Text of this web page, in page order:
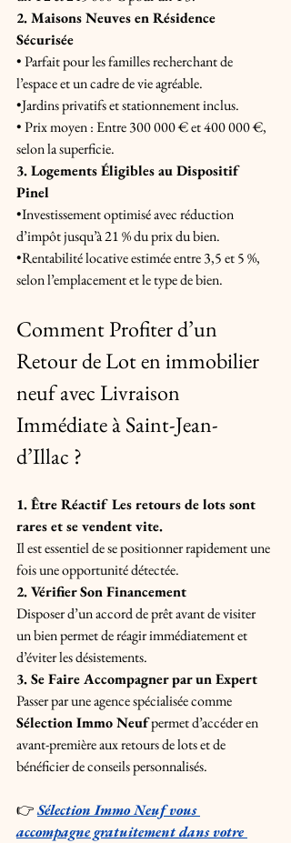
2. Maisons Neuves en Résidence
Sécurisée
• Parfait pour les familles recherchant de
l’espace et un cadre de vie agréable.
•Jardins privatifs et stationnement inclus.
• Prix moyen : Entre 300 000 € et 400 000 €,
selon la superficie.
3. Logements Éligibles au Dispositif
Pinel
•Investissement optimisé avec réduction
d’impôt jusqu’à 21 % du prix du bien.
•Rentabilité locative estimée entre 3,5 et 5 %,
selon l’emplacement et le type de bien.
Comment Profiter d’un
Retour de Lot en immobilier
neuf avec Livraison
Immédiate à Saint-Jean-
d’Illac ?
1. Être Réactif Les retours de lots sont
rares et se vendent vite.
Il est essentiel de se positionner rapidement une
fois une opportunité détectée.
2. Vérifier Son Financement
Disposer d’un accord de prêt avant de visiter
un bien permet de réagir immédiatement et
d’éviter les désistements.
3. Se Faire Accompagner par un Expert
Passer par une agence spécialisée comme
Sélection Immo Neuf permet d’accéder en
avant-première aux retours de lots et de
bénéficier de conseils personnalisés.
👉 Sélection Immo Neuf vous
accompagne gratuitement dans votre